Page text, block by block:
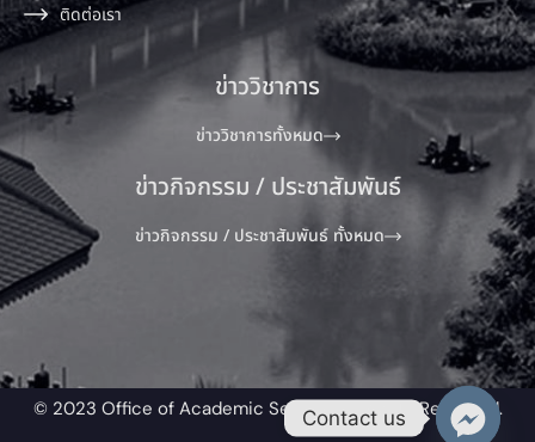
ติดต่อเรา
ข่าววิชาการ
ข่าววิชาการทั้งหมด
ข่าวกิจกรรม / ประชาสัมพันธ์
ข่าวกิจกรรม / ประชาสัมพันธ์ ทั้งหมด
© 2023 Office of Academic Service All Rights Reserved.​
Contact us